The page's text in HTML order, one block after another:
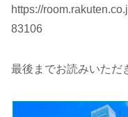
https://
83106
最後までお読みいただ